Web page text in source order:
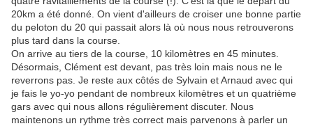
20km a été donné. On vient d'ailleurs de croiser une bonne partie
du peloton du 20 qui passait alors là où nous nous retrouverons
plus tard dans la course.
On arrive au tiers de la course, 10 kilomètres en 45 minutes.
Désormais, Clément est devant, pas très loin mais nous ne le
reverrons pas. Je reste aux côtés de Sylvain et Arnaud avec qui
je fais le yo-yo pendant de nombreux kilomètres et un quatrième
gars avec qui nous allons régulièrement discuter. Nous
maintenons un rythme très correct mais parvenons à parler un